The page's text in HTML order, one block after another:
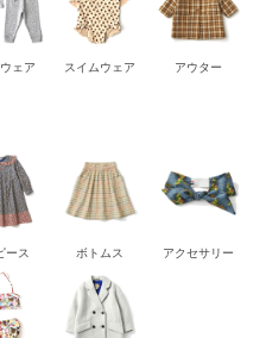
ェア スイムウェア アウター
ース ボトムス アクセサリー